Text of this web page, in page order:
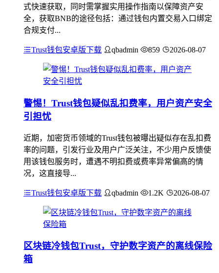
式快速获取，同时需掌握实用操作指南以保障资产安
全，获取BNB的途径包括：通过钱包内置交易入口绑定
合规支付...
Trust钱包安卓版下载 qbadmin 859 2026-08-07
警惕！Trust钱包疑似乱扣费率，用户资产安全
引担忧
近期，加密货币领域的Trust钱包被曝出疑似存在乱扣费
率的问题，引发行业及用户广泛关注，不少用户反馈使
用该钱包服务时，遭遇不明扣费或费率异常偏高的情
况，这直接导...
Trust钱包安卓版下载 qbadmin 1.2K 2026-08-07
区块链冷钱包Trust，守护数字资产的离线保险
箱